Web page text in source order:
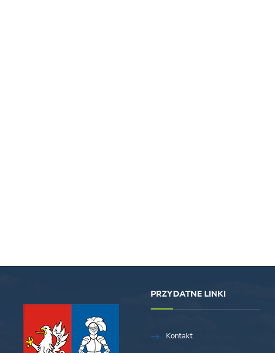
PRZYDATNE LINKI
Kontakt